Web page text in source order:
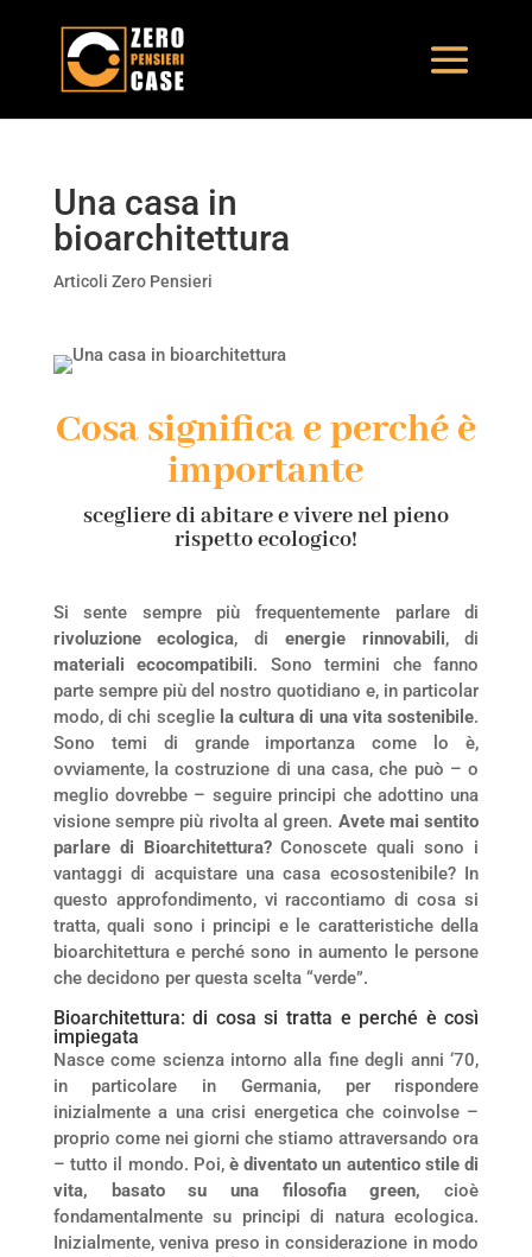
Una casa in
bioarchitettura
Articoli Zero Pensieri
Cosa significa e perché è
importante
scegliere di abitare e vivere nel pieno
rispetto ecologico!
Si sente sempre più frequentemente parlare di
rivoluzione ecologica, di energie rinnovabili, di
materiali ecocompatibili. Sono termini che fanno
parte sempre più del nostro quotidiano e, in particolar
modo, di chi sceglie la cultura di una vita sostenibile.
Sono temi di grande importanza come lo è,
ovviamente, la costruzione di una casa, che può – o
meglio dovrebbe – seguire principi che adottino una
visione sempre più rivolta al green. Avete mai sentito
parlare di Bioarchitettura?Conoscete quali sono i
vantaggi di acquistare una casa ecosostenibile? In
questo approfondimento, vi raccontiamo di cosa si
tratta, quali sono i principi e le caratteristiche della
bioarchitettura e perché sono in aumento le persone
che decidono per questa scelta “verde”.
Bioarchitettura: di cosa si tratta e perché è così
impiegata
Nasce come scienza intorno alla fine degli anni ‘70,
in particolare in Germania, per rispondere
inizialmente a una crisi energetica che coinvolse –
proprio come nei giorni che stiamo attraversando ora
– tutto il mondo. Poi, è diventato un autentico stile di
vita, basato su una filosofia green, cioè
fondamentalmente su principi di natura ecologica.
Inizialmente, veniva preso in considerazione in modo